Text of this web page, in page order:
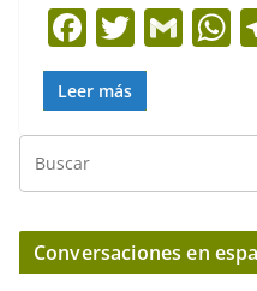
F
a
c
e
b
o
o
T
w
itt
er
G
l s
A
p
p
Leer más
Conversaciones en